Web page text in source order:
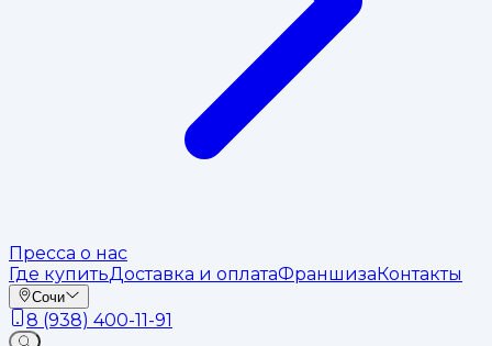
Пресса о нас
Где купитьДоставка и оплатаФраншизаКонтакты
Сочи
8 (938) 400-11-91